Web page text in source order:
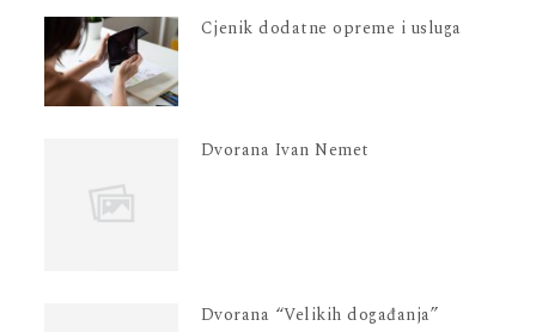
Cjenik dodatne opreme i usluga
Dvorana Ivan Nemet
Dvorana “Velikih događanja”